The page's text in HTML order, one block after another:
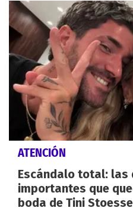
ATENCIÓN
Escándalo total: las
importantes que
boda de Tini